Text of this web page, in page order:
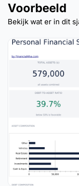
Voorbeeld
Bekijk wat er in dit